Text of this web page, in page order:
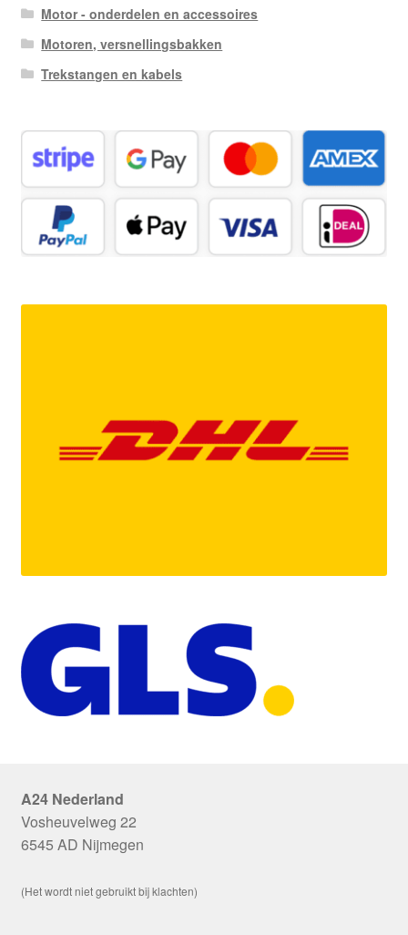
Motor - onderdelen en accessoires
Motoren, versnellingsbakken
Trekstangen en kabels
A24 Nederland
Vosheuvelweg 22
6545 AD Nijmegen
(Het wordt niet gebruikt bij klachten)